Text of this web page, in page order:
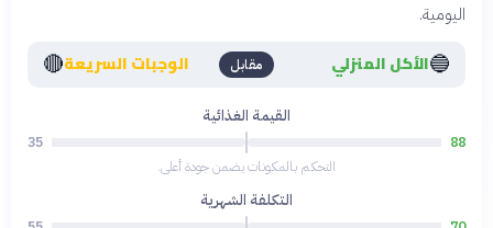
اليومية.
🔵الأكل المنزلي مقابل الوجبات السريعة🔴
القيمة الغذائية
88
35
التحكم بالمكونات يضمن جودة أعلى.
التكلفة الشهرية